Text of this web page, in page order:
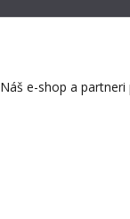
Náš e-shop a partneri